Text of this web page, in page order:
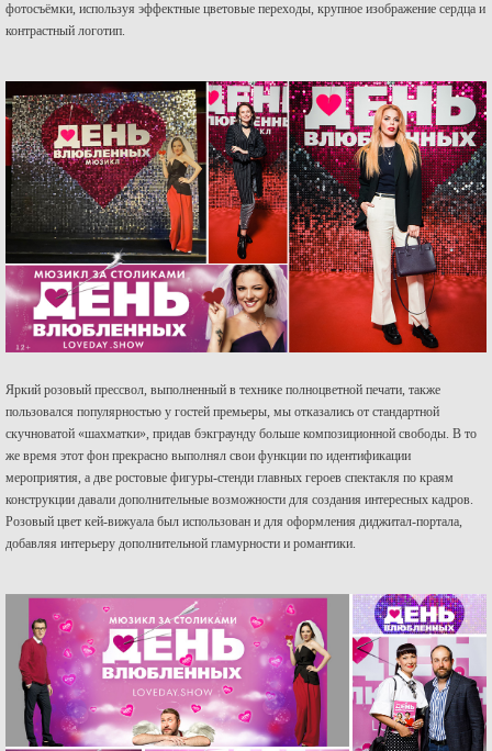
фотосъёмки, используя эффектные цветовые переходы, крупное изображение сердца и
контрастный логотип.
Яркий розовый прессвол, выполненный в технике полноцветной печати, также
пользовался популярностью у гостей премьеры, мы отказались от стандартной
скучноватой «шахматки», придав бэкграунду больше композиционной свободы. В то
же время этот фон прекрасно выполнял свои функции по идентификации
мероприятия, а две ростовые фигуры-стенди главных героев спектакля по краям
конструкции давали дополнительные возможности для создания интересных кадров.
Розовый цвет кей-вижуала был использован и для оформления диджитал-портала,
добавляя интерьеру дополнительной гламурности и романтики.